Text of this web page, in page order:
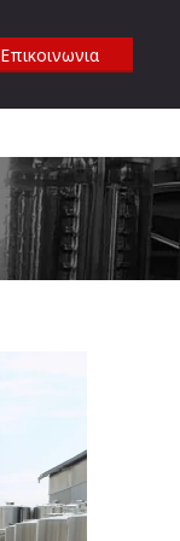
Επικοινωνια